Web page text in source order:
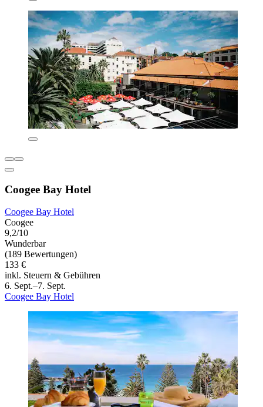
Coogee Bay Hotel
Coogee Bay Hotel
Coogee
9,2/10
Wunderbar
(189 Bewertungen)
133 €
inkl. Steuern & Gebühren
6. Sept.–7. Sept.
Coogee Bay Hotel